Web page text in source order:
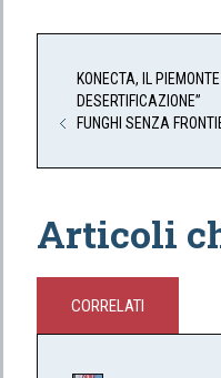
KONECTA, IL
DESERTIFICAZIONE”
FUNGHI SENZA
Articoli
CORRELATI